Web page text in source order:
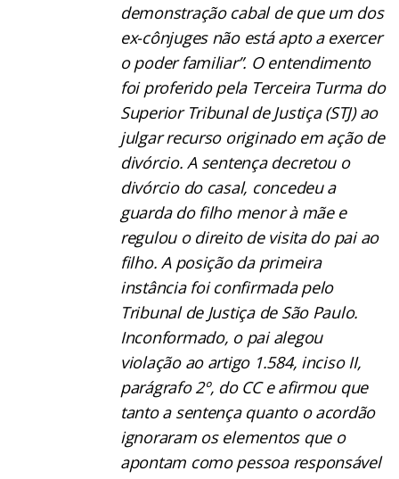
demonstração cabal de que um dos
ex-cônjuges não está apto a exercer
o poder familiar”. O entendimento
foi proferido pela Terceira Turma do
Superior Tribunal de Justiça (STJ) ao
julgar recurso originado em ação de
divórcio. A sentença decretou o
divórcio do casal, concedeu a
guarda do filho menor à mãe e
regulou o direito de visita do pai ao
filho. A posição da primeira
instância foi confirmada pelo
Tribunal de Justiça de São Paulo.
Inconformado, o pai alegou
violação ao artigo 1.584, inciso II,
parágrafo 2º, do CC e afirmou que
tanto a sentença quanto o acordão
ignoraram os elementos que o
apontam como pessoa responsável